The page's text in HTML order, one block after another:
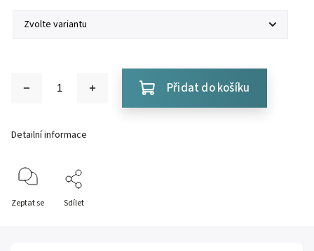
Přidat do košíku
Detailní informace
Zeptat se Sdílet